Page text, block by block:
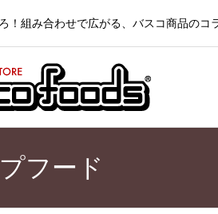
！組み合わせで広がる、バスコ商品のコ
フード